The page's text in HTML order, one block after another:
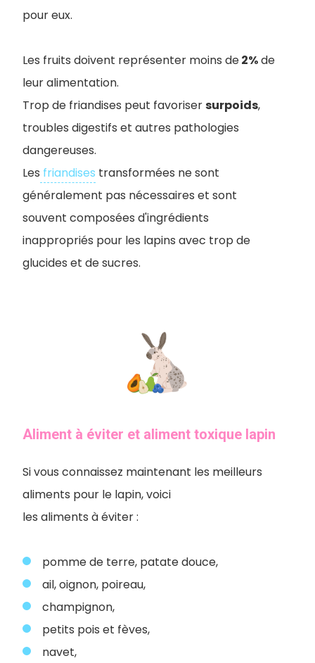
pour eux.
Les fruits doivent représenter moins de2%de
leur alimentation.
Trop de friandises peut favorisersurpoids,
troubles digestifs et autres pathologies
dangereuses.
Les friandises transformées ne sont
généralement pas nécessaires et sont
souvent composées d'ingrédients
inappropriés pour les lapins avec trop de
glucides et de sucres.
Aliment à éviter et aliment toxique lapin
Si vous connaissez maintenant les meilleurs
aliments pour le lapin, voici
les aliments à éviter :
pomme de terre, patate douce,
ail, oignon, poireau,
champignon,
petits pois et fèves,
navet,